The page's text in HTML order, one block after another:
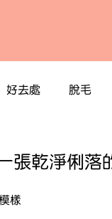
好去處 脫毛
張乾淨俐落
樣